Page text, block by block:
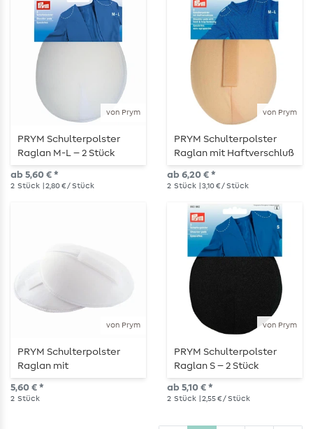
von Prym
PRYM Schulterpolster
Raglan M-L – 2 Stück
ab 5,60 € *
2 Stück | 2,80 € / Stück
von Prym
PRYM Schulterpolster
Raglan mit Haftverschluß
M-L – 2 Stück
ab 6,20 € *
2 Stück | 3,10 € / Stück
von Prym
PRYM Schulterpolster
Raglan mit
Haftverschluss S – 2 Stück
5,60 € *
2 Stück
von Prym
PRYM Schulterpolster
Raglan S – 2 Stück
ab 5,10 € *
2 Stück | 2,55 € / Stück